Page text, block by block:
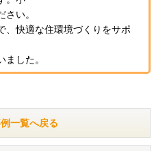
い。
、快適な住環境づくりをサポ
した。
一覧へ戻る